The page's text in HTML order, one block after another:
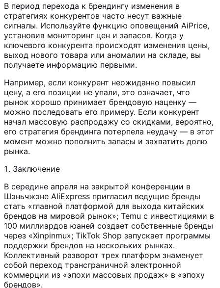
В период перехода к брендингу изменения в
стратегиях конкурентов часто несут важные
сигналы. Используйте функцию оповещений AiPrice,
установив мониторинг цен и запасов. Когда у
ключевого конкурента происходят изменения цены,
выход нового товара или аномалии на складе, вы
получаете информацию первыми.
Например, если конкурент неожиданно повысил
цену, а его позиции не упали, это означает, что
рынок хорошо принимает брендовую наценку —
можно последовать его примеру. Если конкурент
начал массовую распродажу со скидками, вероятно,
его стратегия брендинга потерпела неудачу — в этот
момент можно пополнить запасы и захватить долю
рынка.
Заключение
В середине апреля на закрытой конференции в
Шэньчжэне AliExpress пригласил ведущие бренды
стать «главной платформой для выхода китайских
брендов на мировой рынок»; Temu с инвестициями в
100 миллиардов юаней создает собственные бренды
через «Xinpinmu»; TikTok Shop запускает программы
поддержки брендов на нескольких рынках.
Коллективный разворот трех платформ знаменует
собой переход трансграничной электронной
коммерции из «эпохи массовых продаж» в «эпоху
брендов».